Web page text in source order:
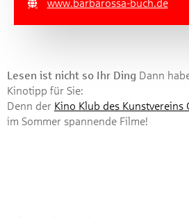
www.barbarossa-buch.de
Lesen ist nicht so Ihr Ding Dann
Kinotipp für Sie:
Denn der Kino Klub des Kunstvereins
im Sommer spannende Filme!